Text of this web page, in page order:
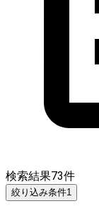
検索結果73件
絞り込み条件1